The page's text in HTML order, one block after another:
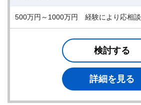
500万円～1000万円 経験により応相談
検討する
詳細を見る